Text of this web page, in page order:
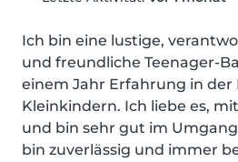
Ich bin eine lustige,
und freundliche Teenager-
einem Jahr Erfahrung in
Kleinkindern. Ich liebe es,
und bin sehr gut im
bin zuverlässig und immer